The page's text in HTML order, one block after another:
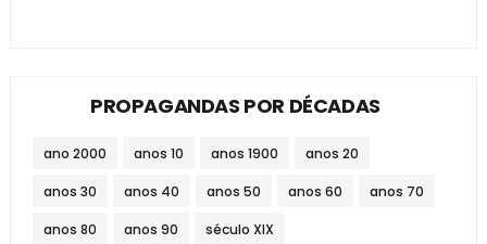
PROPAGANDAS POR DÉCADAS
ano 2000 anos 10 anos 1900 anos 20
anos 30 anos 40 anos 50 anos 60 anos 70
anos 80 anos 90 século XIX